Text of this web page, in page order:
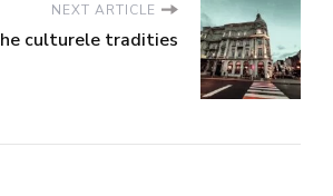
NEXT ARTICLE
culturele tradities